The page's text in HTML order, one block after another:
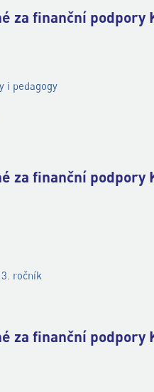
za finanční podpory
i pedagogy
za finanční
ročník
za finanční